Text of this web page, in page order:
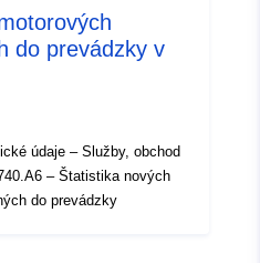
do prevádzky v
údaje – Služby, obchod
– Štatistika nových
do prevádzky